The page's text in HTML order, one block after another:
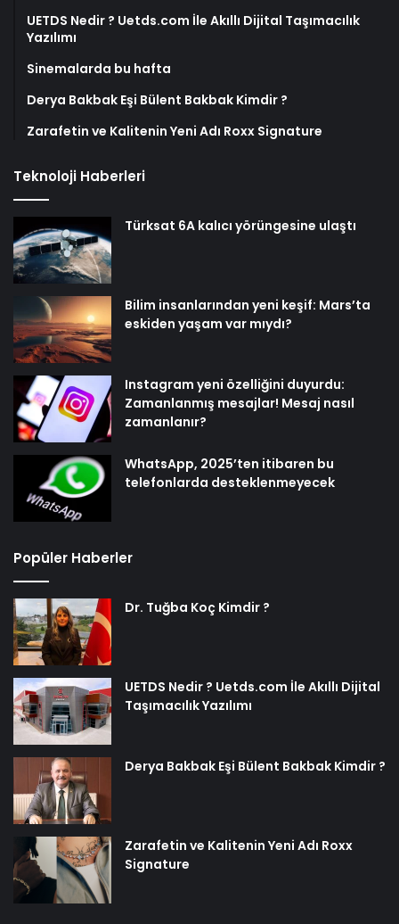
UETDS Nedir ? Uetds.com İle Akıllı Dijital Taşımacılık
Yazılımı
Sinemalarda bu hafta
Derya Bakbak Eşi Bülent Bakbak Kimdir ?
Zarafetin ve Kalitenin Yeni Adı Roxx Signature
Teknoloji Haberleri
Türksat 6A kalıcı yörüngesine ulaştı
Bilim insanlarından yeni keşif: Mars’ta
eskiden yaşam var mıydı?
Instagram yeni özelliğini duyurdu:
Zamanlanmış mesajlar! Mesaj nasıl
zamanlanır?
WhatsApp, 2025’ten itibaren bu
telefonlarda desteklenmeyecek
Popüler Haberler
Dr. Tuğba Koç Kimdir ?
UETDS Nedir ? Uetds.com İle Akıllı Dijital
Taşımacılık Yazılımı
Derya Bakbak Eşi Bülent Bakbak Kimdir ?
Zarafetin ve Kalitenin Yeni Adı Roxx
Signature